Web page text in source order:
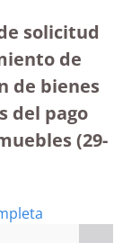
solicitud
de
de bienes
del pago
(29-